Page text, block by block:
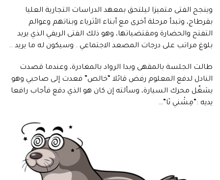
وينجح الفتى متميزا ليلتحق بمعهد الدراسات التجارية العليا
بقرطاج، وتبدأ مرحلة أخرى مع أبناء الأثرياء وبناتهم وعوالم
التفتح والحضارة ومقتضياتها، وهو ذلك الفتى الريفي الذي يريد
بلوغ مراتب على درجات المصعد الاجتماعي . وسيكون له ما يريد ..
طالت الجلسة بالمقهى وبدا الرواد بالمغادرة، وعندما قصدت
النادل لدفع المعلوم رفض قائلا “خالص” فعدت إلى صاحبي وهو
يشغّل محرك السيارة، وسألته إن كان هو الذي دفع فأجاب رافعا
يديه :”مِشْني نٓا”…